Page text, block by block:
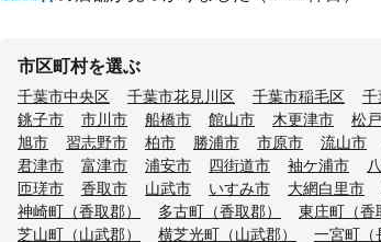
市区町村を選ぶ
千葉市中央区 千葉市花見川区 千葉市稲毛区 千
銚子市
市川市 船橋市 館山市 木更津市 松
旭市
習志野市 柏市 勝浦市 市原市 流山市
君津市
富津市 浦安市 四街道市 袖ケ浦市
匝瑳市
香取市 山武市 いすみ市 大網白里市
神崎町（香取郡）
多古町（香取郡） 東庄町（香
芝山町（山武郡）
横芝光町（山武郡） 一宮町（